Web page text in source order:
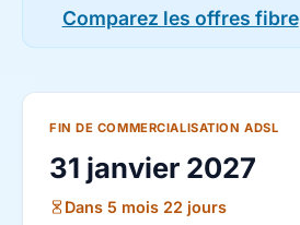
Comparez les offres fibre
FIN DE COMMERCIALISATION ADSL
31 janvier 2027
Dans 5 mois 22 jours